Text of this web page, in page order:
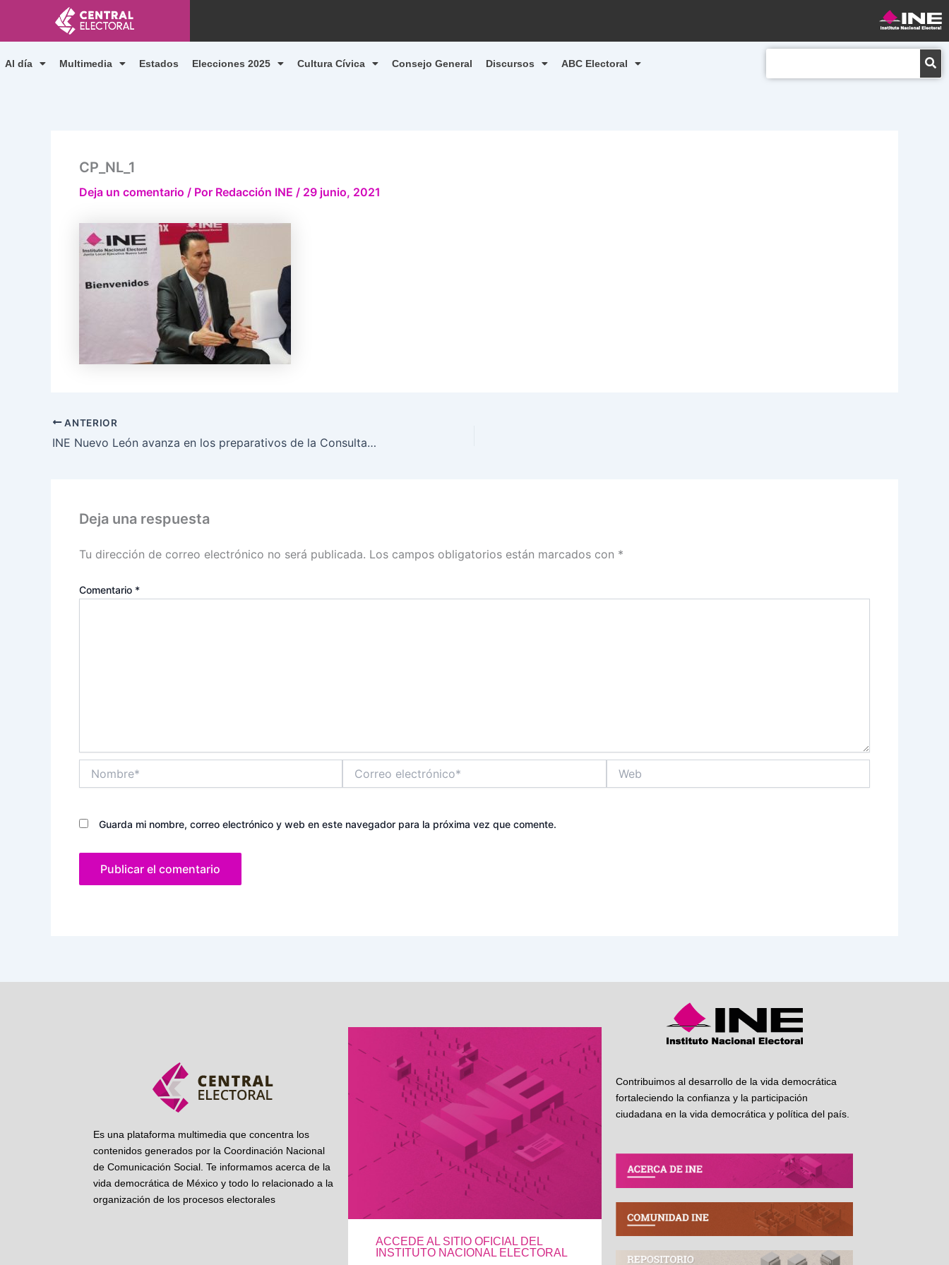
contenido
Al día Multimedia Estados Elecciones 2025 Cultura Cívica Consejo General Discursos ABC Electoral
CP_NL_1
Deja un comentario / Por Redacción INE / 29 junio, 2021
ANTERIOR
INE Nuevo León avanza en los preparativos de la Consulta Popular del próximo 1 de agosto
Deja una respuesta
Tu dirección de correo electrónico no será publicada. Los campos obligatorios están marcados con *
Comentario *
electrónico*
Guarda mi nombre, correo electrónico y web en este navegador para la próxima vez que comente.
Es una plataforma multimedia que concentra los
contenidos generados por la Coordinación Nacional
de Comunicación Social. Te informamos acerca de la
vida democrática de México y todo lo relacionado a la
organización de los procesos electorales
ACCEDE AL SITIO OFICIAL DEL
INSTITUTO NACIONAL ELECTORAL
Contribuimos al desarrollo de la vida democrática
fortaleciendo la confianza y la participación
ciudadana en la vida democrática y política del país.